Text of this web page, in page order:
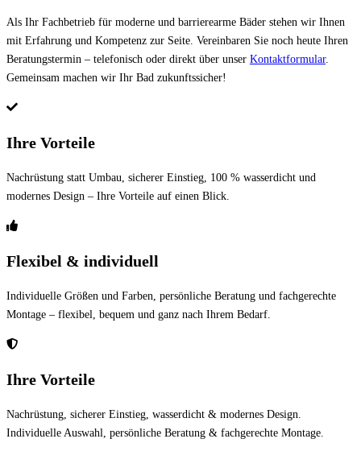
Als Ihr Fachbetrieb für moderne und barrierearme Bäder stehen wir Ihnen
mit Erfahrung und Kompetenz zur Seite. Vereinbaren Sie noch heute Ihren
Beratungstermin – telefonisch oder direkt über unser Kontaktformular.
Gemeinsam machen wir Ihr Bad zukunftssicher!
Ihre Vorteile
Nachrüstung statt Umbau, sicherer Einstieg, 100 % wasserdicht und
modernes Design – Ihre Vorteile auf einen Blick.
Flexibel & individuell
Individuelle Größen und Farben, persönliche Beratung und fachgerechte
Montage – flexibel, bequem und ganz nach Ihrem Bedarf.
Ihre Vorteile
Nachrüstung, sicherer Einstieg, wasserdicht & modernes Design.
Individuelle Auswahl, persönliche Beratung & fachgerechte Montage.